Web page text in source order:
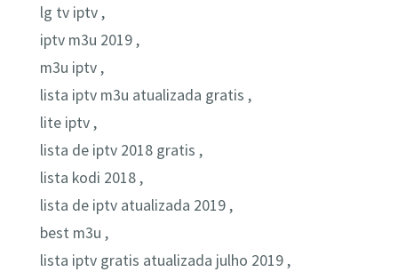
lg tv iptv ,
iptv m3u 2019 ,
m3u iptv ,
lista iptv m3u atualizada gratis ,
lite iptv ,
lista de iptv 2018 gratis ,
lista kodi 2018 ,
lista de iptv atualizada 2019 ,
best m3u ,
lista iptv gratis atualizada julho 2019 ,